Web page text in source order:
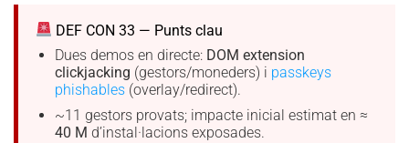
DEF CON 33 — Punts clau
Dues demos en directe: DOM extension
clickjacking (gestors/moneders) i passkeys
phishables(overlay/redirect).
~11 gestors provats; impacte inicial estimat en ≈
40 M d’instal·lacions exposades.